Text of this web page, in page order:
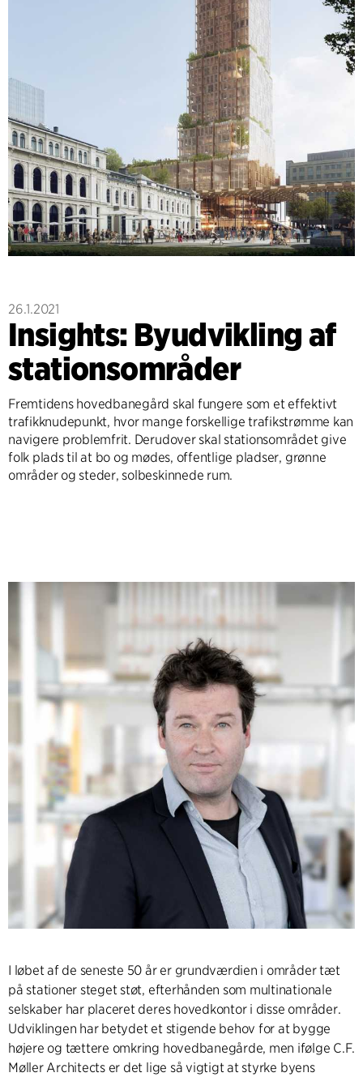
26.1.2021
Insights: Byudvikling af
stationsområder
Fremtidens hovedbanegård skal fungere som et effektivt
trafikknudepunkt, hvor mange forskellige trafikstrømme kan
navigere problemfrit. Derudover skal stationsområdet give
folk plads til at bo og mødes, offentlige pladser, grønne
områder og steder, solbeskinnede rum.
I løbet af de seneste 50 år er grundværdien i områder tæt
på stationer steget støt, efterhånden som multinationale
selskaber har placeret deres hovedkontor i disse områder.
Udviklingen har betydet et stigende behov for at bygge
højere og tættere omkring hovedbanegårde, men ifølge C.F.
Møller Architects er det lige så vigtigt at styrke byens